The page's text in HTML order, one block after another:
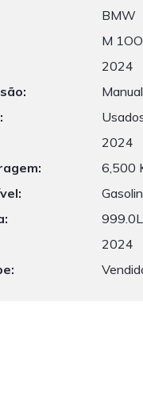
BMW
M
2024
Manual
2024
6,500
999.0L
2024